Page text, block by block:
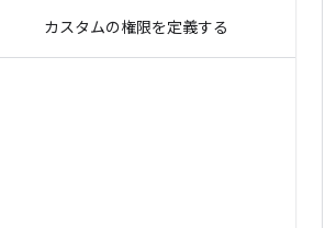
カスタムの権限を定義する